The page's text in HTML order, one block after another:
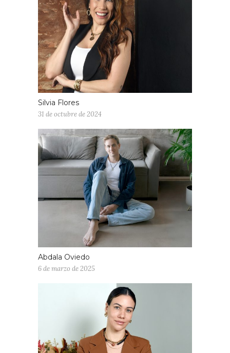
Silvia Flores
31 de octubre de 2024
Abdala Oviedo
6 de marzo de 2025